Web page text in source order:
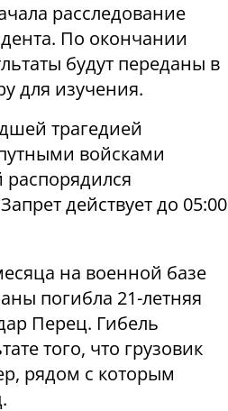
расследование
По окончании
будут переданы в
для изучения.
трагедией
войсками
действует до 05:00
на военной базе
погибла 21-летняя
Перец. Гибель
того, что грузовик
рядом с которым